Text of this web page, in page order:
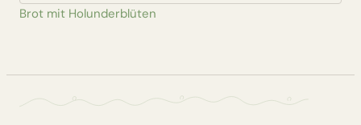
Brot mit Holunderblüten